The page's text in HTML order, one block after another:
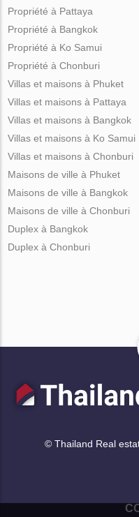
Propriété à Pattaya
Propriété à Bangkok
Propriété à Ko Samui
Propriété à Chonburi
Villas et maisons à Phuket
Villas et maisons à Pattaya
Villas et maisons à Bangkok
Villas et maisons à Ko Samui
Villas et maisons à Chonburi
Maisons de ville à Phuket
Maisons de ville à Bangkok
Maisons de ville à Chonburi
Duplex à Bangkok
Duplex à Chonburi
© Thailand Real